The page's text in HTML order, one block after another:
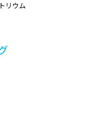
リウム